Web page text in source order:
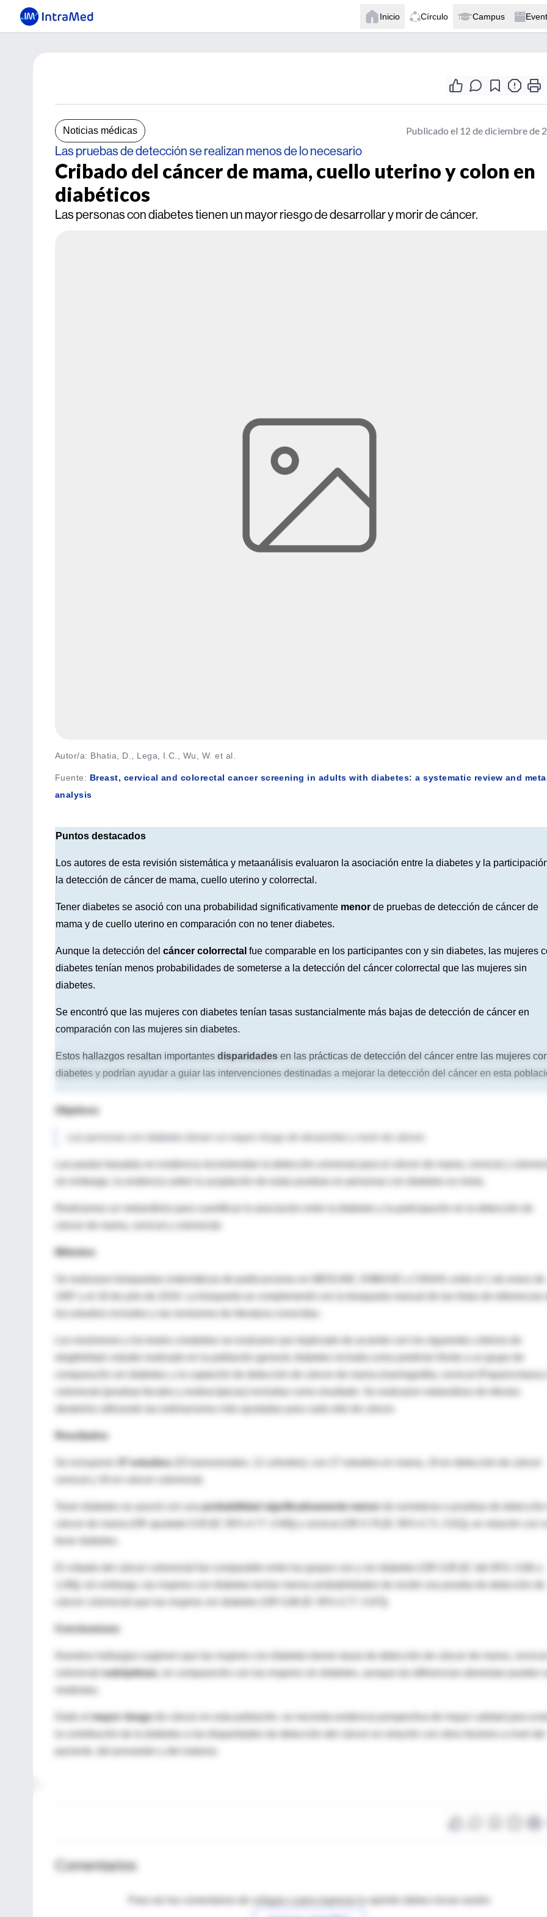
Inicio Círculo Campus
Noticias médicas Publicado el 12 de diciembre de
Las pruebas de detección se realizan menos de lo necesario
Cribado del cáncer de mama, cuello uterino y colon en
diabéticos
Las personas con diabetes tienen un mayor riesgo de desarrollar y morir de cáncer.
Autor/a: Bhatia, D., Lega, I.C., Wu, W. et al.
Fuente: Breast, cervical and colorectal cancer screening in adults with diabetes: a systematic review and
analysis
Puntos destacados
Los autores de esta revisión sistemática y metaanálisis evaluaron la asociación entre la diabetes y la
la detección de cáncer de mama, cuello uterino y colorrectal.
Tener diabetes se asoció con una probabilidad significativamente menor de pruebas de detección de cáncer de
mama y de cuello uterino en comparación con no tener diabetes.
Aunque la detección del cáncer colorrectal fue comparable en los participantes con y sin diabetes, las mujeres
diabetes tenían menos probabilidades de someterse a la detección del cáncer colorrectal que las mujeres sin
diabetes.
Se encontró que las mujeres con diabetes tenían tasas sustancialmente más bajas de detección de cáncer en
comparación con las mujeres sin diabetes.
Estos hallazgos resaltan importantes disparidades en las prácticas de detección del cáncer entre las mujeres
diabetes y podrían ayudar a guiar las intervenciones destinadas a mejorar la detección del cáncer en esta
Objetivos
Las personas con diabetes tienen un mayor riesgo de desarrollar y morir de cáncer.
sin embargo, la evidencia sobre la aceptación de estas pruebas en personas con diabetes es mixta.
Métodos
Se realizaron búsquedas sistemáticas de publicaciones en MEDLINE, EMBASE y CINAHL entre el 1 de enero de
1997 y el 18 de julio de 2018. La búsqueda se complementó con la búsqueda manual de las listas de referencias
Los resúmenes y los textos completos se evaluaron por duplicado de acuerdo con los siguientes criterios de
elegibilidad: estudio realizado en la población general; diabetes incluida como predictor frente a un grupo de
comparación sin diabetes; y la captación de detección de cáncer de mama (mamografía), cervical (Papanicolaou)
Resultados
37 estudios
Tener diabetes se asoció con unaprobabilidad significativamente menor
El cribado del cáncer colorrectal fue comparable entre los grupos con y sin diabetes (OR 0,95 [IC del 95%: 0,86 a
1,06]); sin embargo, las mujeres con diabetes tenían menos probabilidades de recibir una prueba de detección de
Conclusiones
Nuestros hallazgos sugieren que las mujeres con diabetes tienen tasas de detección de cáncer de mama,
subóptimas
, en comparación con las mujeres sin diabetes, aunque las diferencias absolutas pueden
mayor riesgo
de cáncer en esta población, se necesita evidencia prospectiva de mayor calidad para
la contribución de la diabetes a las disparidades de detección del cáncer en relación con otros factores a nivel del
Comentarios
Para ver los comentarios de colegas o para expresar tu opinión debes iniciar sesión